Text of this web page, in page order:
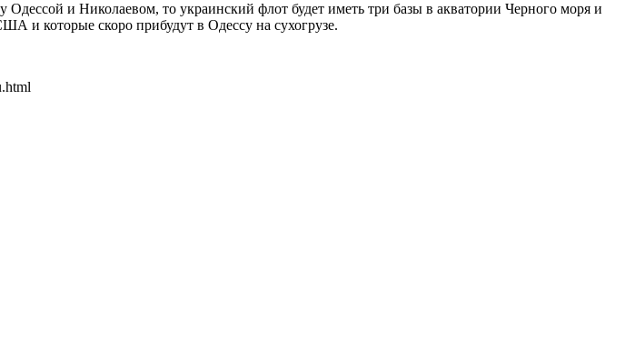
и Николаевом, то украинский флот будет иметь три базы в акватории Черного моря и
и которые скоро прибудут в Одессу на сухогрузе.